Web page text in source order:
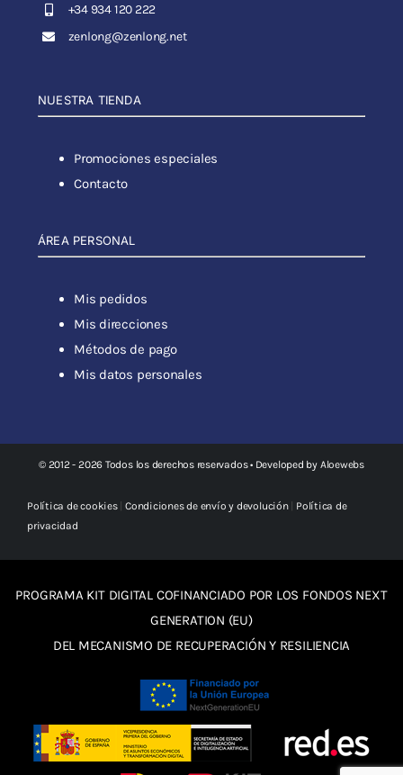
+34 934 120 222
zenlong@zenlong.net
NUESTRA TIENDA
Promociones especiales
Contacto
ÁREA PERSONAL
Mis pedidos
Mis direcciones
Métodos de pago
Mis datos personales
© 2012 - 2026 Todos los derechos reservados • Developed by Aloewebs
Política de cookies|Condiciones de envío y devolución| Política de
privacidad
PROGRAMA KIT DIGITAL COFINANCIADO POR LOS FONDOS NEXT
GENERATION (EU)
DEL MECANISMO DE RECUPERACIÓN Y RESILIENCIA